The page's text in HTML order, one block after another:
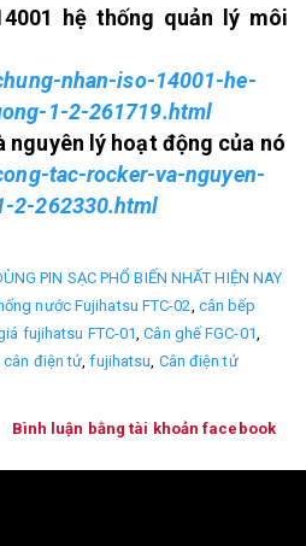
hệ thống quản lý môi
nhan-iso-14001-he-
1-2-261719.html
nguyên lý hoạt động của nó
tac-rocker-va-nguyen-
2-262330.html
PIN SẠC PHỔ BIẾN NHẤT HIỆN NAY
nước Fujihatsu FTC-02 cân bếp
fujihatsu FTC-01 ,Cân ghế FGC-01
,cân điện tử ,fujihatsu Cân điện tử
Bình luận bằng tài khoản facebook